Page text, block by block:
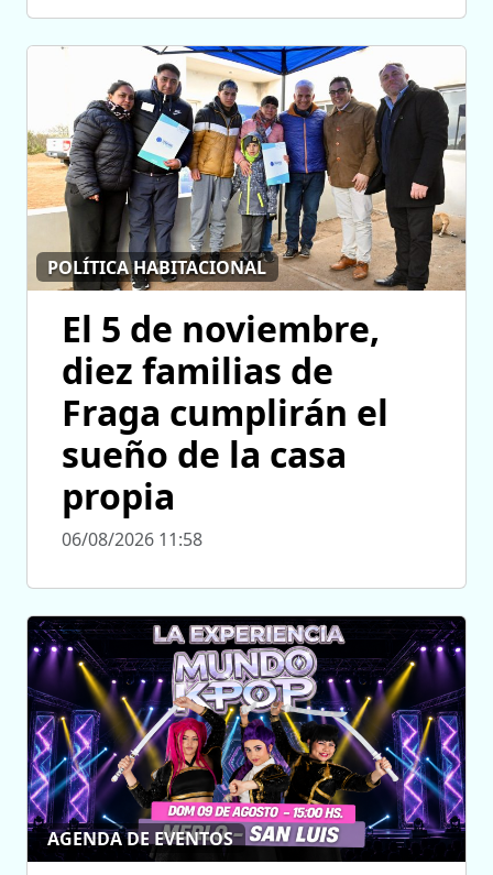
POLÍTICA HABITACIONAL
El 5 de noviembre,
diez familias de
Fraga cumplirán el
sueño de la casa
propia
06/08/2026 11:58
AGENDA DE EVENTOS